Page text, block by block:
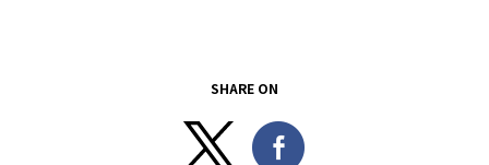
SHARE ON